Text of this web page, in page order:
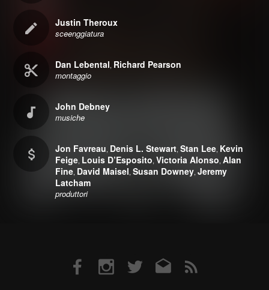
Justin Theroux
sceenggiatura
Dan Lebental, Richard Pearson
montaggio
John Debney
musiche
Jon Favreau, Denis L. Stewart,Stan Lee, Kevin
Feige, Louis D’Esposito,Victoria Alonso,Alan
Fine, David Maisel,Susan Downey,Jeremy
Latcham
produttori